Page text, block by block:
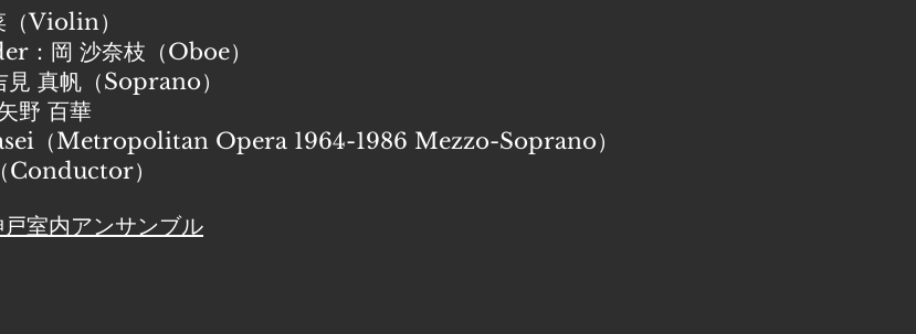
Violin）
岡 沙奈枝（Oboe）
真帆（Soprano）
野 百華
（Metropolitan Opera 1964-1986 Mezzo-Soprano）
）
室内アンサンブル